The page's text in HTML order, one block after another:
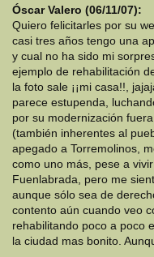
Óscar Valero (06/11/07):
Quiero felicitarles por su
casi tres años tengo una
y cual no ha sido mi
ejemplo de rehabilitación
la foto sale ¡¡mi casa!!,
parece estupenda,
por su modernización
(también inherentes al
apegado a Torremolinos,
como uno más, pese a
Fuenlabrada, pero me
aunque sólo sea de
contento aún cuando veo
rehabilitando poco a poco
la ciudad mas bonito.